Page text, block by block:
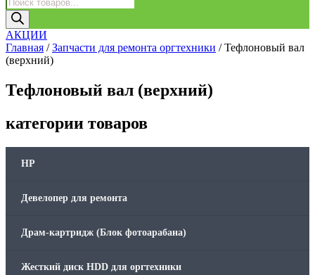
товаров
АКЦИИ
Главная /Запчасти для ремонта оргтехники / Тефлоновый вал
(верхний)
Тефлоновый вал (верхний)
категории товаров
HP
Девелопер для ремонта
Драм-картридж (Блок фотоарабана)
Жесткий диск HDD для оргтехники